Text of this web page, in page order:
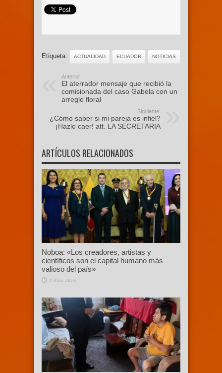
Etiqueta: ACTUALIDAD ECUADOR NOTICIAS
Anterior:
El aterrador mensaje que recibió la
comisionada del caso Gabela con un
arreglo floral
Siguiente:
¿Cómo saber si mi pareja es infiel?
¡Hazlo caer! att. LA SECRETARIA
ARTÍCULOS RELACIONADOS
Noboa: «Los creadores, artistas y
científicos son el capital humano más
valioso del país»
2 días atras